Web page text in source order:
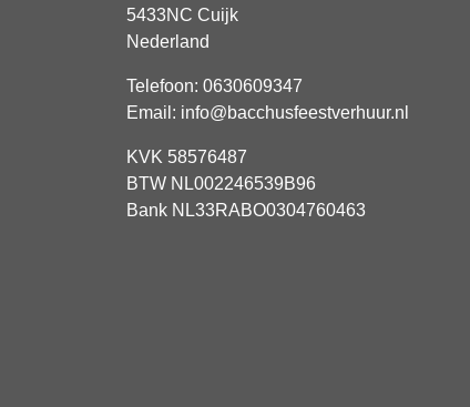
5433NC Cuijk
Nederland
Telefoon: 0630609347
Email: info@bacchusfeestverhuur.nl
KVK 58576487
BTW NL002246539B96
Bank NL33RABO0304760463